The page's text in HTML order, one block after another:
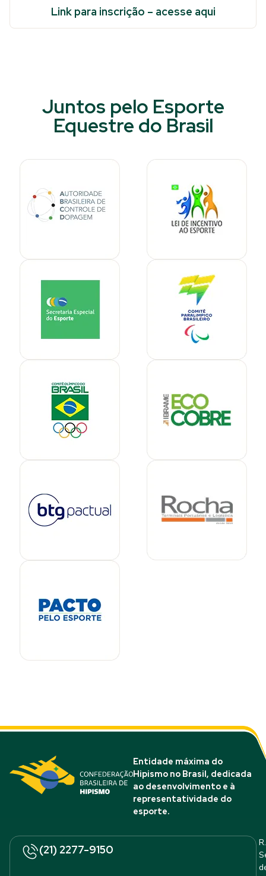
Link para inscrição – acesse aqui
Juntos pelo Esporte
Equestre do Brasil
Entidade máxima do
Hipismo no Brasil, dedicada
ao desenvolvimento e à
representatividade do
esporte.
(21) 2277-9150
R.